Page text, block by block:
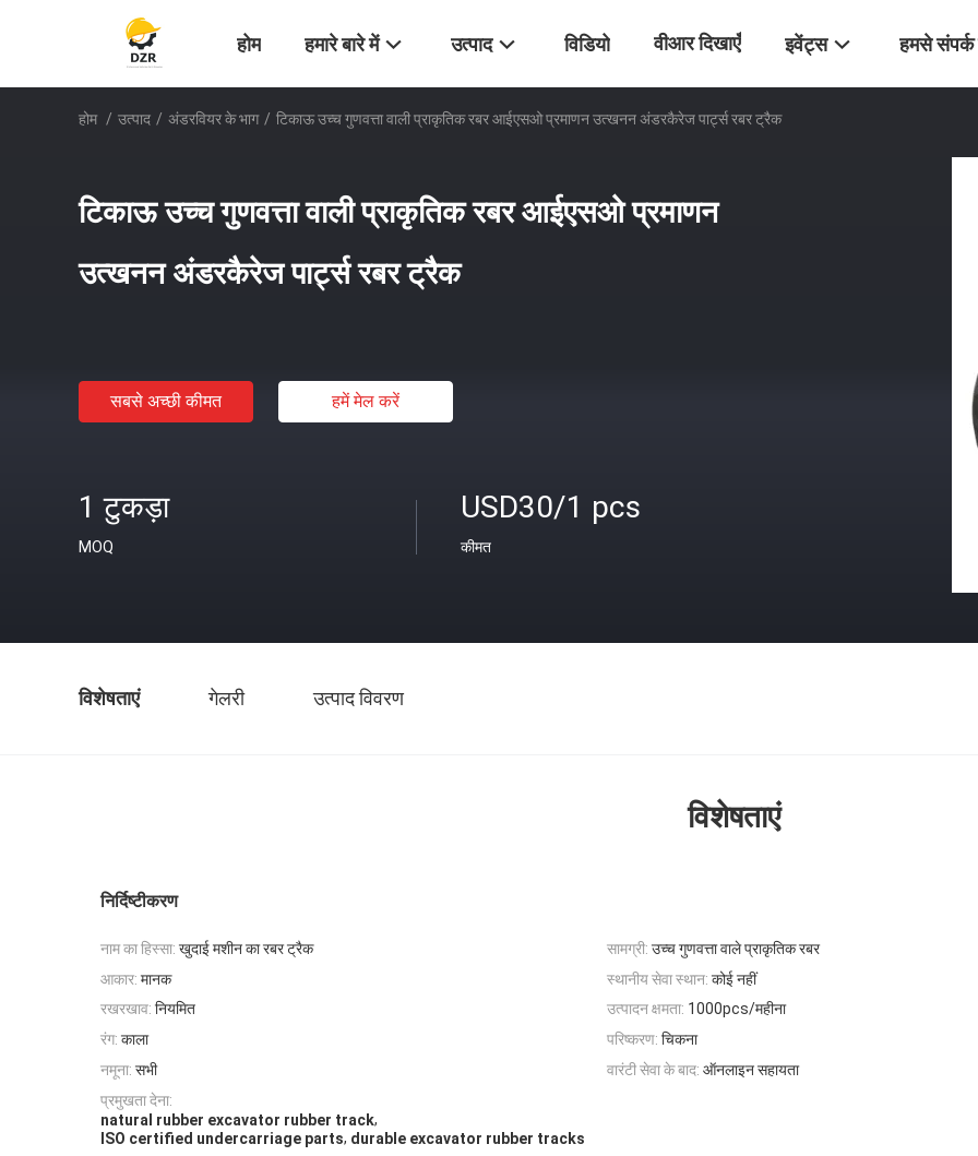
होम हमारे बारे में उत्पाद विडियो वीआर दिखाएँ इवेंट्स हमसे
होम / उत्पाद / अंडरवियर के भाग / टिकाऊ उच्च गुणवत्ता वाली प्राकृतिक रबर आईएसओ प्रमाणन उत्खनन अंडरकैरेज पार्ट्स रबर ट्रैक
टिकाऊ उच्च गुणवत्ता वाली प्राकृतिक रबर आईएसओ प्रमाणन
उत्खनन अंडरकैरेज पार्ट्स रबर ट्रैक
सबसे अच्छी कीमत हमें मेल करें
1 टुकड़ा
MOQ
USD30/1 pcs
कीमत
विशेषताएं गेलरी उत्पाद विवरण
विशेषताएं
निर्दिष्टीकरण
नाम का हिस्सा: खुदाई मशीन का रबर ट्रैक सामग्री: उच्च गुणवत्ता वाले प्राकृतिक रबर
आकार: मानक स्थानीय सेवा स्थान: कोई नहीं
रखरखाव: नियमित उत्पादन क्षमता: 1000pcs/महीना
रंग: काला परिष्करण: चिकना
नमूना: सभी वारंटी सेवा के बाद: ऑनलाइन सहायता
प्रमुखता देना:
natural rubber excavator rubber track,
ISO certified undercarriage parts, durable excavator rubber tracks